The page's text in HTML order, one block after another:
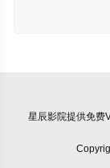
星辰影院提供免费